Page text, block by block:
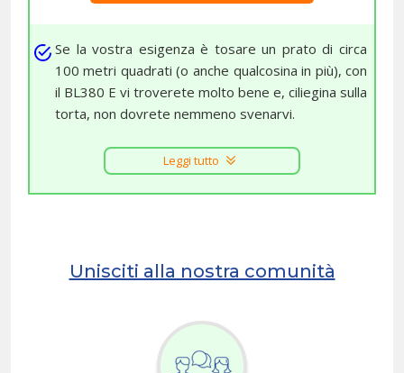
Unisciti alla nostra comunità
Se la vostra esigenza è tosare un prato di circa
100 metri quadrati (o anche qualcosina in più), con
il BL380 E vi troverete molto bene e, ciliegina sulla
torta, non dovrete nemmeno svenarvi.
Leggi tutto